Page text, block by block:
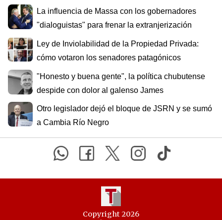
La influencia de Massa con los gobernadores
"dialoguistas" para frenar la extranjerización
Ley de Inviolabilidad de la Propiedad Privada:
cómo votaron los senadores patagónicos
"Honesto y buena gente", la política chubutense
despide con dolor al galenso James
Otro legislador dejó el bloque de JSRN y se sumó
a Cambia Río Negro
Copyright 2026